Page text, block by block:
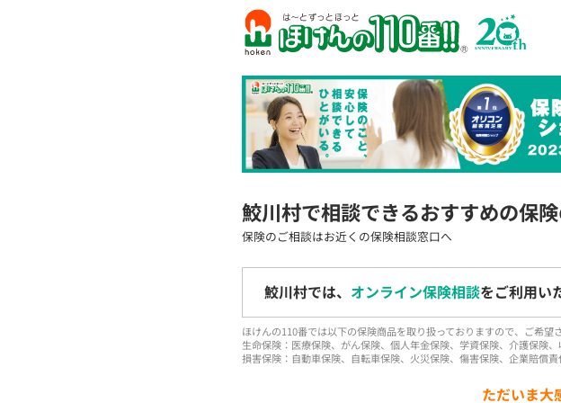
鮫川村で相談できるおすすめの保
保険のご相談はお近くの保険相談窓口へ
鮫川村では、 オンライン保険相談をご利用い
ほけんの110番では以下の保険商品を取り扱っておりますので、ご希望
生命保険：医療保険、がん保険、個人年金保険、学資保険、介護保険
損害保険：自動車保険、自転車保険、火災保険、傷害保険、企業賠償
ただいま大